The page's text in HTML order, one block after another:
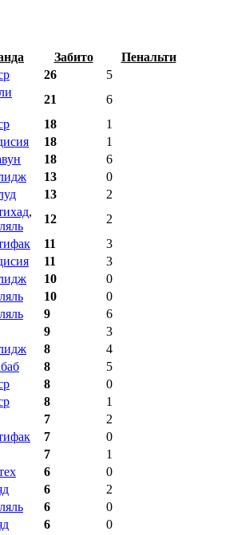
Забито
Пенальти
26
5
21
6
18
1
18
1
18
6
13
0
13
2
,
12
2
11
3
11
3
10
0
10
0
9
6
9
3
8
4
8
5
8
0
8
1
7
2
7
0
7
1
6
0
6
2
6
0
6
0